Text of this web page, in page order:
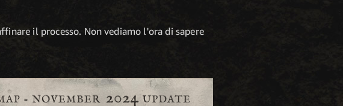
il processo. Non vediamo l'ora di sapere